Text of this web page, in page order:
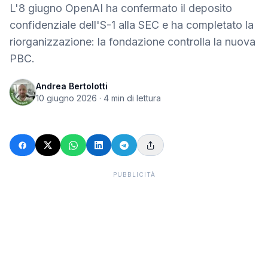
L'8 giugno OpenAI ha confermato il deposito
confidenziale dell'S-1 alla SEC e ha completato la
riorganizzazione: la fondazione controlla la nuova
PBC.
Andrea Bertolotti
10 giugno 2026 · 4 min di lettura
PUBBLICITÀ